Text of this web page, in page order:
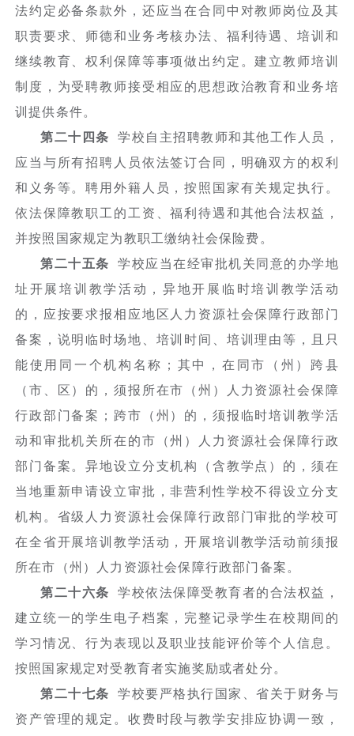
法约定必备条款外，还应当在合同中对教师岗位及其
职责要求、师德和业务考核办法、福利待遇、培训和
继续教育、权利保障等事项做出约定。建立教师培训
制度，为受聘教师接受相应的思想政治教育和业务培
训提供条件。
第二十四条学校自主招聘教师和其他工作人员，
应当与所有招聘人员依法签订合同，明确双方的权利
和义务等。聘用外籍人员，按照国家有关规定执行。
依法保障教职工的工资、福利待遇和其他合法权益，
并按照国家规定为教职工缴纳社会保险费。
第二十五条学校应当在经审批机关同意的办学地
址开展培训教学活动，异地开展临时培训教学活动
的，应按要求报相应地区人力资源社会保障行政部门
备案，说明临时场地、培训时间、培训理由等，且只
能使用同一个机构名称；其中，在同市（州）跨县
（市、区）的，须报所在市（州）人力资源社会保障
行政部门备案；跨市（州）的，须报临时培训教学活
动和审批机关所在的市（州）人力资源社会保障行政
部门备案。异地设立分支机构（含教学点）的，须在
当地重新申请设立审批，非营利性学校不得设立分支
机构。省级人力资源社会保障行政部门审批的学校可
在全省开展培训教学活动，开展培训教学活动前须报
所在市（州）人力资源社会保障行政部门备案。
第二十六条学校依法保障受教育者的合法权益，
建立统一的学生电子档案，完整记录学生在校期间的
学习情况、行为表现以及职业技能评价等个人信息。
按照国家规定对受教育者实施奖励或者处分。
第二十七条学校要严格执行国家、省关于财务与
资产管理的规定。收费时段与教学安排应协调一致，